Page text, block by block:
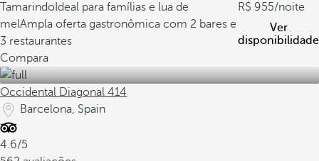
Tamarindo Ideal para famílias e lua de
melAmpla oferta gastronômica com 2 bares e
3 restaurantes
955/noite
Ver
disponibilidade
Compara
Occidental Diagonal 414
Barcelona, Spain
4.6/5